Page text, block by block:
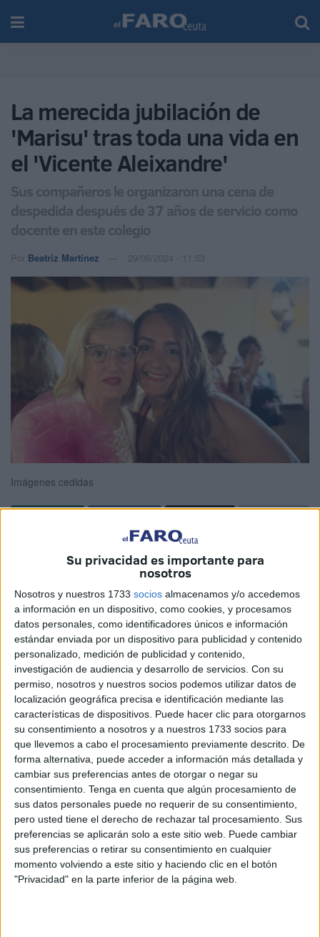
Su privacidad es importante para
nosotros
Nosotros y nuestros 1733 socios almacenamos y/o accedemos
a información en un dispositivo, como cookies, y procesamos
datos personales, como identificadores únicos e información
estándar enviada por un dispositivo para publicidad y contenido
personalizado, medición de publicidad y contenido,
investigación de audiencia y desarrollo de servicios. Con su
permiso, nosotros y nuestros socios podemos utilizar datos de
localización geográfica precisa e identificación mediante las
características de dispositivos. Puede hacer clic para otorgarnos
su consentimiento a nosotros y a nuestros 1733 socios para
que llevemos a cabo el procesamiento previamente descrito. De
forma alternativa, puede acceder a información más detallada y
cambiar sus preferencias antes de otorgar o negar su
consentimiento. Tenga en cuenta que algún procesamiento de
sus datos personales puede no requerir de su consentimiento,
pero usted tiene el derecho de rechazar tal procesamiento. Sus
preferencias se aplicarán solo a este sitio web. Puede cambiar
sus preferencias o retirar su consentimiento en cualquier
momento volviendo a este sitio y haciendo clic en el botón
"Privacidad" en la parte inferior de la página web.
La merecida jubilación de
'Marisu' tras toda una vida en
el 'Vicente Aleixandre'
Sus compañeros le organizaron una cena de
despedida después de 37 años de servicio como
docente en este colegio
Por Beatriz Martínez 29/06/2024 - 11:53
Imágenes cedidas
Tras 37 años de trabajo en el colegio Vicente Aleixandre
en Ceuta, le tocaba lajubilación. Ese momento de parar y
emprender un descanso merecido.
Esta semana se le ha organizado una despedida
homenaje a María Jesús García Gómez, ‘Marisu’,docente
del colegioVicente Aleixandre.
María Jesús empezó a trabajar en el año 1987 en este
colegio dando clases de Educación Física. Posteriormente
cambió a la especialidad de Educación Infantil para
finalizar su vinculación profesional con el mundo escolar
como profesora en Primaria.